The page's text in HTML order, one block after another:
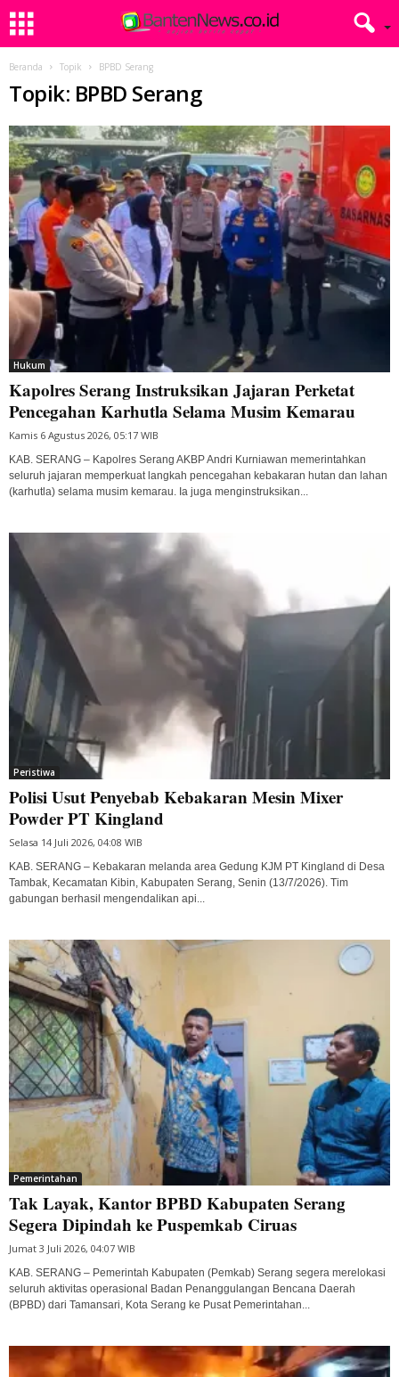
Beranda Topik BPBD Serang
Topik: BPBD Serang
Hukum
Kapolres Serang Instruksikan Jajaran Perketat
Pencegahan Karhutla Selama Musim Kemarau
Kamis 6 Agustus 2026, 05:17 WIB
KAB. SERANG – Kapolres Serang AKBP Andri Kurniawan memerintahkan
seluruh jajaran memperkuat langkah pencegahan kebakaran hutan dan lahan
(karhutla) selama musim kemarau. Ia juga menginstruksikan...
Peristiwa
Polisi Usut Penyebab Kebakaran Mesin Mixer
Powder PT Kingland
Selasa 14 Juli 2026, 04:08 WIB
KAB. SERANG – Kebakaran melanda area Gedung KJM PT Kingland di Desa
Tambak, Kecamatan Kibin, Kabupaten Serang, Senin (13/7/2026). Tim
gabungan berhasil mengendalikan api...
Pemerintahan
Tak Layak, Kantor BPBD Kabupaten Serang
Segera Dipindah ke Puspemkab Ciruas
Jumat 3 Juli 2026, 04:07 WIB
KAB. SERANG – Pemerintah Kabupaten (Pemkab) Serang segera merelokasi
seluruh aktivitas operasional Badan Penanggulangan Bencana Daerah
(BPBD) dari Tamansari, Kota Serang ke Pusat Pemerintahan...